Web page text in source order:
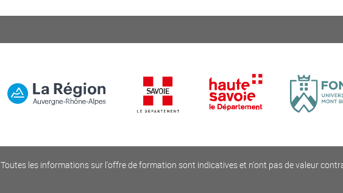
Toutes les informations sur l'offre de formation sont indicatives et n'ont pas de valeur